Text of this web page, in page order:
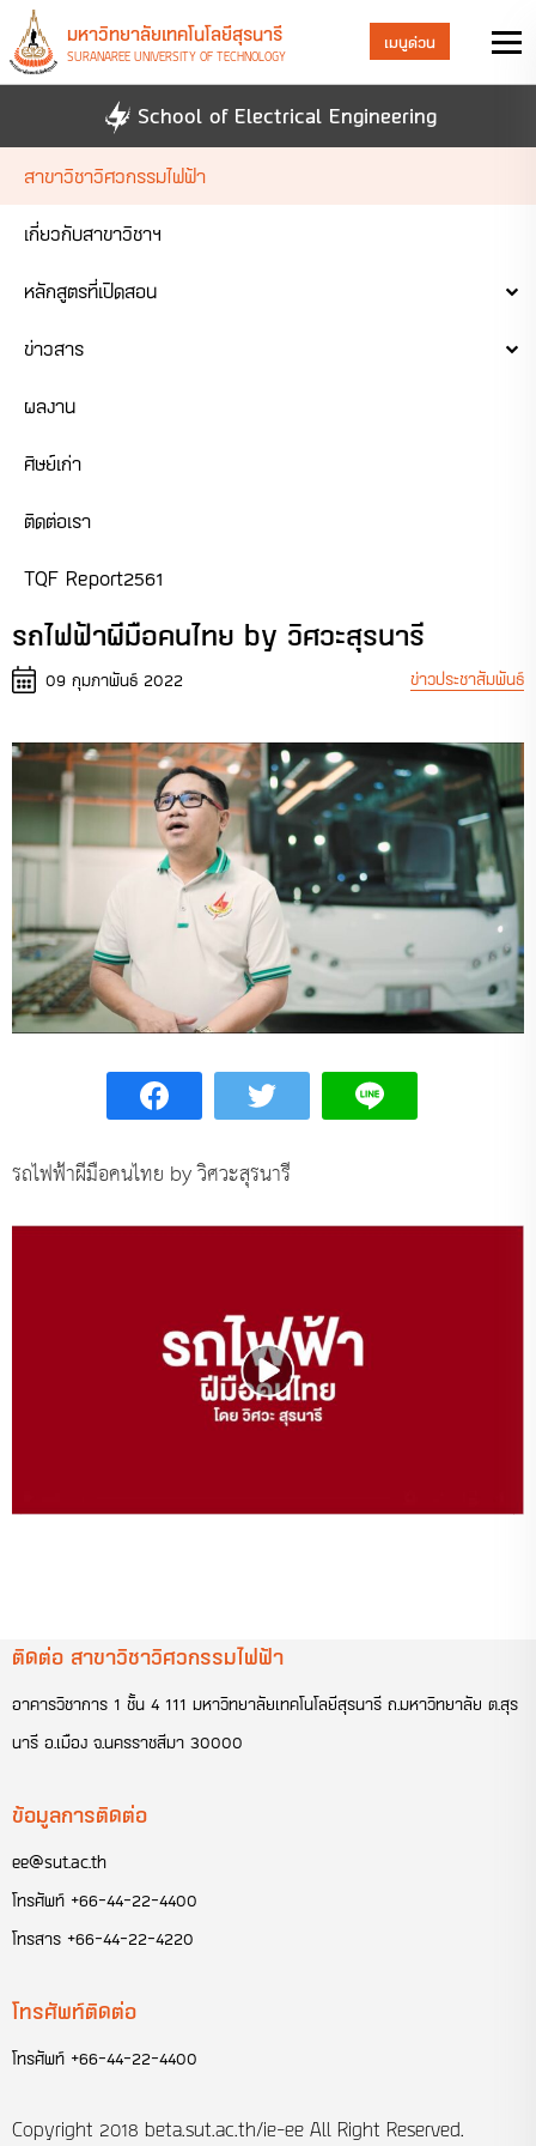
มหาวิทยาลัยเทคโนโลยีสุรนารี
SURANAREE UNIVERSITY OF TECHNOLOGY
เมนูด่วน
School of Electrical Engineering
สาขาวิชาวิศวกรรมไฟฟ้า
เกี่ยวกับสาขาวิชาฯ
หลักสูตรที่เปิดสอน
ข่าวสาร
ผลงาน
ศิษย์เก่า
ติดต่อเรา
TQF Report2561
รถไฟฟ้าผีมือคนไทย by วิศวะสุรนารี
09 กุมภาพันธ์ 2022 ข่าวประชาสัมพันธ์
รถไฟฟ้าผีมือคนไทย by วิศวะสุรนารี
ติดต่อ สาขาวิชาวิศวกรรมไฟฟ้า
อาคารวิชาการ 1 ชั้น 4 111 มหาวิทยาลัยเทคโนโลยีสุรนารี ถ.มหาวิทยาลัย ต.สุร
นารี อ.เมือง จ.นครราชสีมา 30000
ข้อมูลการติดต่อ
ee@sut.ac.th
โทรศัพท์ +66-44-22-4400
โทรสาร +66-44-22-4220
โทรศัพท์ติดต่อ
โทรศัพท์ +66-44-22-4400
Copyright 2018 beta.sut.ac.th/ie-ee All Right Reserved.